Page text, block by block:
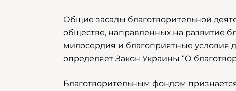
Общие засады благотворительной
обществе, направленных на развитие
милосердия и благоприятные условия
определяет Закон Украины “О
Благотворительным фондом